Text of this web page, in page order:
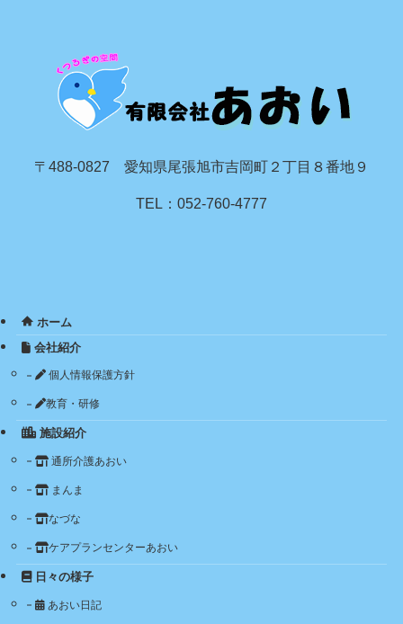
〒488-0827 愛知県尾張旭市吉岡町２丁目８番地９
TEL：052-760-4777
ホーム
会社紹介
個人情報保護方針
教育・研修
施設紹介
通所介護あおい
まんま
なづな
ケアプランセンターあおい
日々の様子
あおい日記